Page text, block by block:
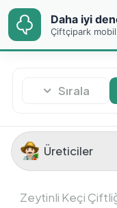
Daha iyi
Çiftçipark
Sırala
Üreticiler
Üreticiler
Zeytinli Keçi
Meyve
Daha iyi
Çiftçipark